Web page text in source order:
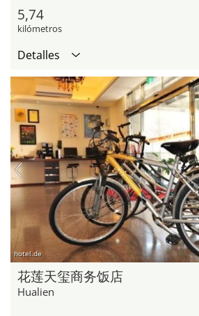
5,74
kilómetros
Detalles
hotel.de
花莲天玺商务饭店
Hualien